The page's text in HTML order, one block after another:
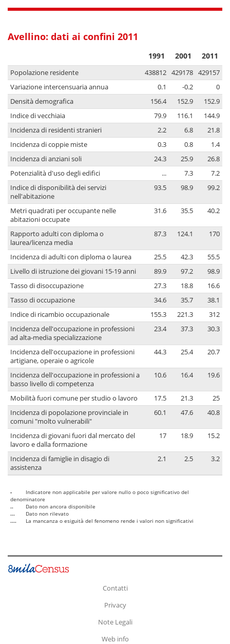
Avellino: dati ai confini 2011
1991 2001 2011
Popolazione residente 438812 429178 429157
Variazione intercensuaria annua
0.1 -0.2
0
Densità demografica
156.4 152.9
152.9
Indice di vecchiaia
79.9 116.1
144.9
Incidenza di residenti stranieri
2.2 6.8
21.8
Incidenza di coppie miste
0.3 0.8
1.4
Incidenza di anziani soli
24.3 25.9
26.8
Potenzialità d'uso degli edifici
... 7.3
7.2
Indice di disponibilità dei servizi
nell'abitazione
93.5 98.9 99.2
Metri quadrati per occupante nelle
abitazioni occupate
31.6 35.5 40.2
Rapporto adulti con diploma o
laurea/licenza media
87.3 124.1 170
Incidenza di adulti con diploma o laurea 25.5 42.3
55.5
Livello di istruzione dei giovani 15-19 anni
89.9 97.2
98.9
Tasso di disoccupazione
27.3 18.8
16.6
Tasso di occupazione
34.6 35.7
38.1
Indice di ricambio occupazionale
155.3 221.3
312
Incidenza dell'occupazione in professioni
ad alta-media specializzazione
23.4 37.3 30.3
Incidenza dell'occupazione in professioni
artigiane, operaie o agricole
44.3 25.4 20.7
Incidenza dell'occupazione in professioni a
basso livello di competenza
10.6 16.4 19.6
Mobilità fuori comune per studio o lavoro 17.5 21.3
25
Incidenza di popolazione provinciale in
comuni "molto vulnerabili"
60.1 47.6 40.8
Incidenza di giovani fuori dal mercato del
lavoro e dalla formazione
17 18.9 15.2
Incidenza di famiglie in disagio di
assistenza
2.1 2.5 3.2
-
Indicatore non applicabile per valore nullo o poco significativo del
denominatore
..
Dato non ancora disponibile
...
Dato non rilevato
....
La mancanza o esiguità del fenomeno rende i valori non significativi
Contatti
Privacy
Note Legali
Web info